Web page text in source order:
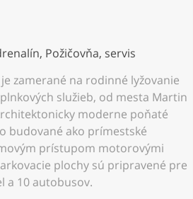
Požičovňa, servis
zamerané na rodinné lyžovanie
služieb, od mesta Martin
moderne poňaté
budované ako prímestské
prístupom motorovými
plochy sú pripravené pre
a 10 autobusov.